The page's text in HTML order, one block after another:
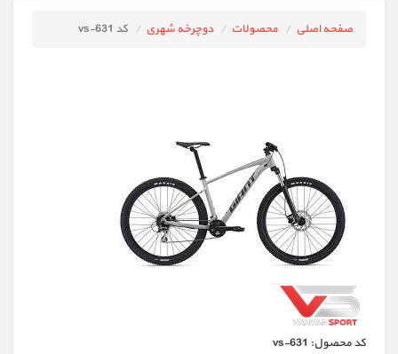
صفحه اصلی محصولات دوچرخه شهری کد vs-631
كد محصول: vs-631